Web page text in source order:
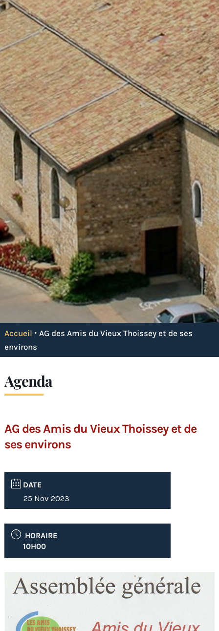
Accueil ‣ AG des Amis du Vieux Thoissey et de ses
environs
Agenda
AG des Amis du Vieux Thoissey et de
ses environs
DATE
25 Nov 2023
HORAIRE
10H00